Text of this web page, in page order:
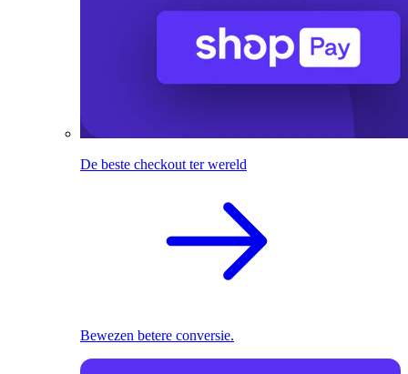
De beste checkout ter wereld
Bewezen betere conversie.